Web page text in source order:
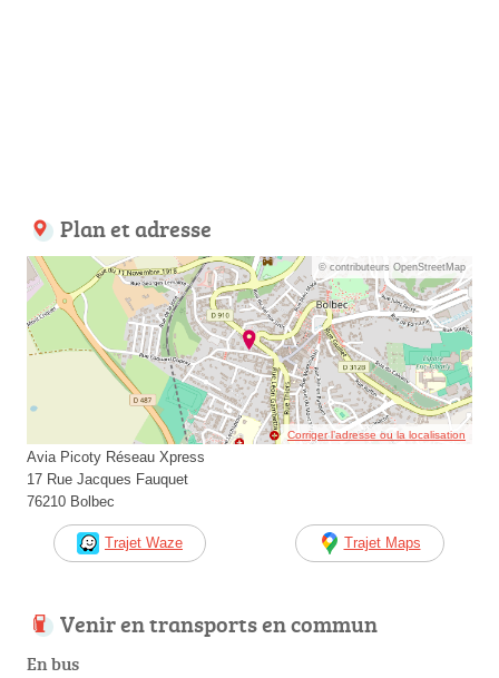
Plan et adresse
© contributeurs OpenStreetMap
Corriger l’adresse ou la localisation
Avia Picoty Réseau Xpress
17 Rue Jacques Fauquet
76210 Bolbec
Trajet Waze Trajet Maps
Venir en transports en commun
En bus